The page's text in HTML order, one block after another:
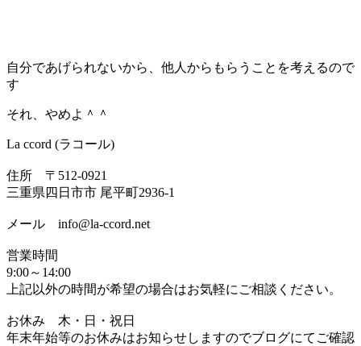
自分であげられないから、他人からもらうことを考えるので
す
それ、やめよ＾＾
La ccord (ラコール)
住所 〒512-0921
三重県四日市市 尾平町2936-1
メール info@la-ccord.net
営業時間
9:00～14:00
上記以外の時間が希望の場合はお気軽にご相談ください。
お休み 木・日・祝日
年末年始等のお休みはお知らせしますのでブログにてご確認